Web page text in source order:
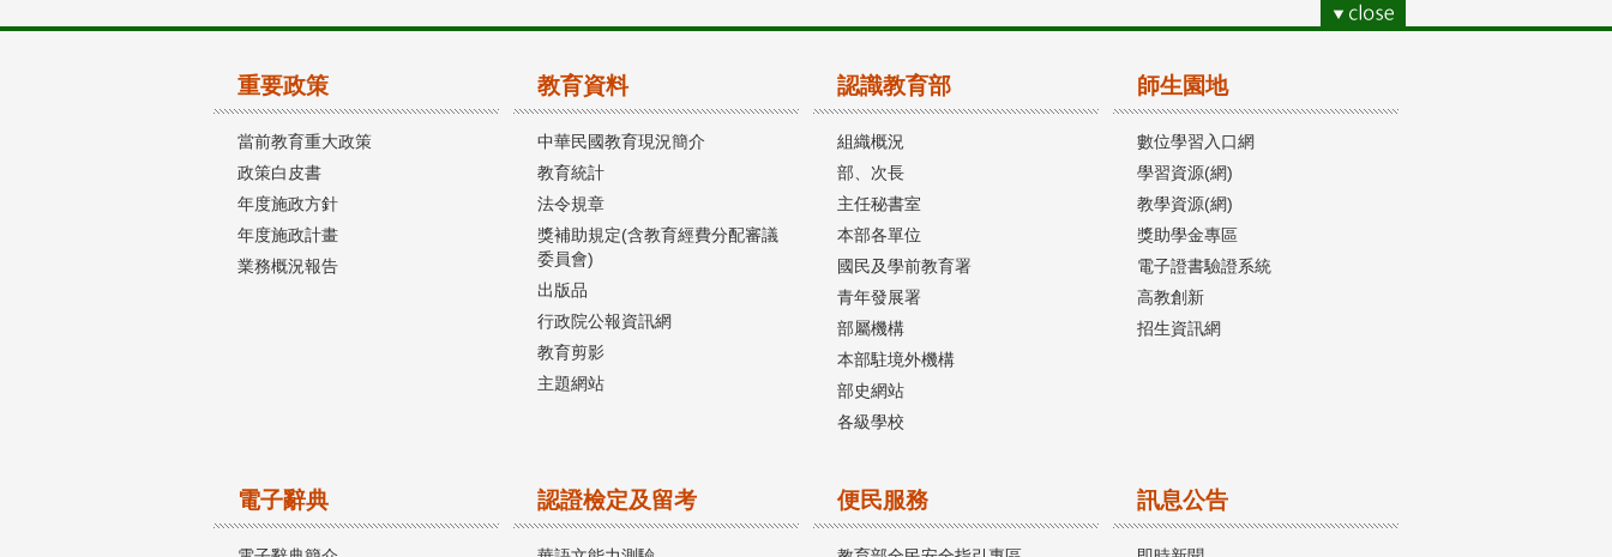
重要政策
當前教育重大政策
政策白皮書
年度施政方針
年度施政計畫
業務概況報告
教育資料
中華民國教育現況簡介
教育統計
法令規章
獎補助規定(含教育經費分配審議
委員會)
出版品
行政院公報資訊網
教育剪影
主題網站
認識教育部
組織概況
部、次長
主任秘書室
本部各單位
國民及學前教育署
青年發展署
部屬機構
本部駐境外機構
部史網站
各級學校
師生園地
數位學習入口網
學習資源(網)
教學資源(網)
獎助學金專區
電子證書驗證系統
高教創新
招生資訊網
電子辭典 認證檢定及留考 便民服務 訊息公告